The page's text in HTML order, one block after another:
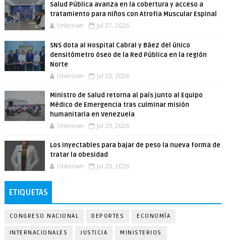
Salud Pública avanza en la cobertura y acceso a
tratamiento para niños con Atrofia Muscular Espinal
Unknown Jul 27, 2026
SNS dota al Hospital Cabral y Báez del único
densitómetro óseo de la Red Pública en la región
Norte
Unknown Jul 20, 2026
Ministro de Salud retorna al país junto al Equipo
Médico de Emergencia tras culminar misión
humanitaria en Venezuela
Unknown Jul 20, 2026
Los inyectables para bajar de peso la nueva forma de
tratar la obesidad
Unknown Jul 20, 2026
ETIQUETAS
CONGRESO NACIONAL DEPORTES ECONOMÍA
INTERNACIONALES JUSTICIA MINISTERIOS